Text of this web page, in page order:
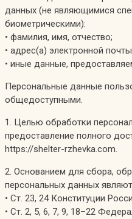
данных (не являющимися
биометрическими):
• фамилия, имя, отчество;
• адрес(а) электронной
• иные данные,
Персональные данные
общедоступными.
1. Целью обработки
предоставление полного
https://shelter-rzhevka.com.
2. Основанием для сбора,
персональных данных
• Ст. 23, 24 Конституции
• Ст. 2, 5, 6, 7, 9, 18–22